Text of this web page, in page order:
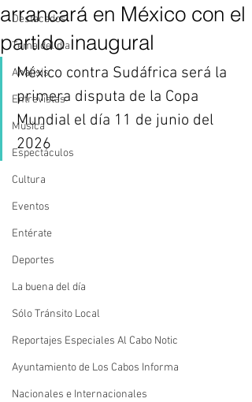
Destacados
Tema del dia
Analisis
Entrevistas
Música
Espectáculos
Cultura
Eventos
Entérate
Deportes
La buena del día
Sólo Tránsito Local
Reportajes Especiales Al Cabo Notic
Ayuntamiento de Los Cabos Informa
Nacionales e Internacionales
arrancará en México con el
partido inaugural
México contra Sudáfrica será la
primera disputa de la Copa
Mundial el día 11 de junio del
2026